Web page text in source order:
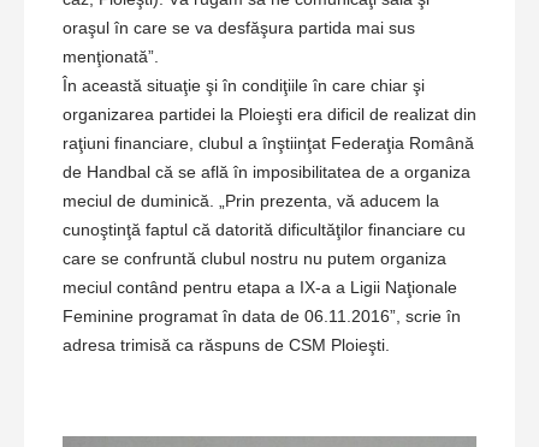
oraşul în care se va desfăşura partida mai sus
menţionată”.
În această situaţie şi în condiţiile în care chiar şi
organizarea partidei la Ploieşti era dificil de realizat din
raţiuni financiare, clubul a înştiinţat Federaţia Română
de Handbal că se află în imposibilitatea de a organiza
meciul de duminică. „Prin prezenta, vă aducem la
cunoştinţă faptul că datorită dificultăţilor financiare cu
care se confruntă clubul nostru nu putem organiza
meciul contând pentru etapa a IX-a a Ligii Naţionale
Feminine programat în data de 06.11.2016”, scrie în
adresa trimisă ca răspuns de CSM Ploieşti.